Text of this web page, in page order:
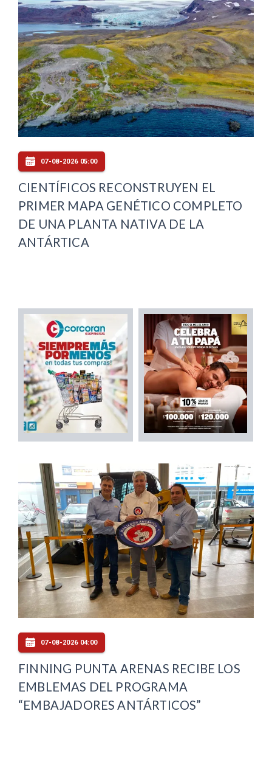
07-08-2026 05:00
CIENTÍFICOS RECONSTRUYEN EL
PRIMER MAPA GENÉTICO COMPLETO
DE UNA PLANTA NATIVA DE LA
ANTÁRTICA
07-08-2026 04:00
FINNING PUNTA ARENAS RECIBE LOS
EMBLEMAS DEL PROGRAMA
“EMBAJADORES ANTÁRTICOS”